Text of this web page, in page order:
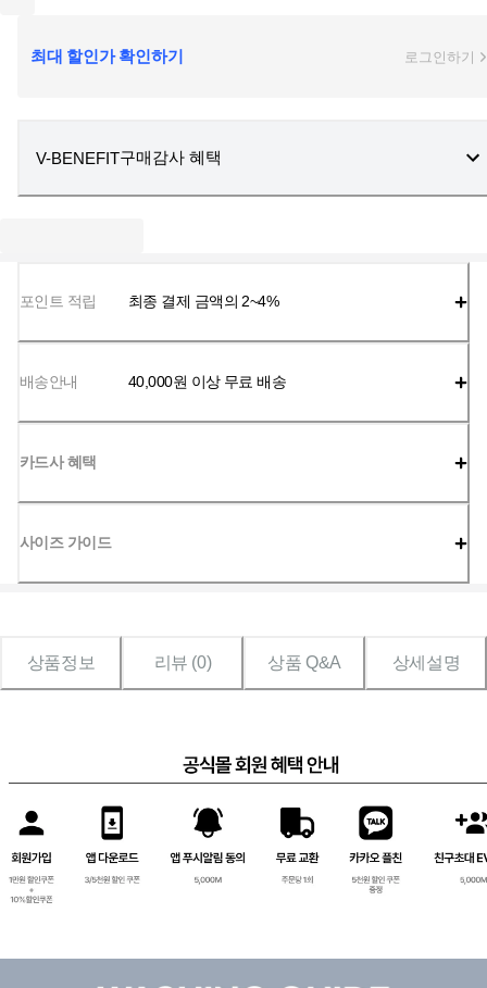
최대 할인가 확인하기 로그인하기
V-BENEFIT구매감사 혜택
포인트 적립 최종 결제 금액의 2~4%
배송안내 40,000원 이상 무료 배송
카드사 혜택
사이즈 가이드
상품정보 리뷰 (0) 상품 Q&A 상세설명